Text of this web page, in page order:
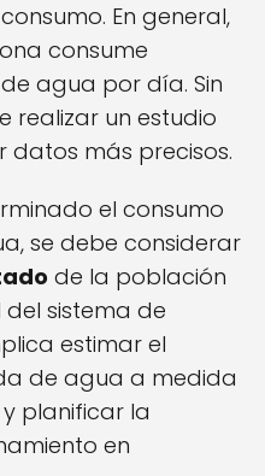
En general,
consume
de agua por día. Sin
realizar un estudio
más precisos.
el consumo
se debe considerar
de la población
sistema de
estimar el
de agua a medida
planificar la
en